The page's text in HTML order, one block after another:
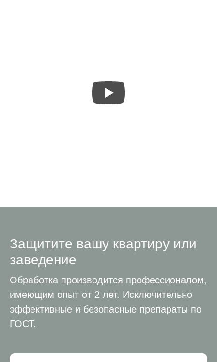
Защитите вашу квартиру или
заведение
Обработка производится профессионалом,
имеющим опыт от 2 лет. Исключительно
эффективные и безопасные препараты по
ГОСТ.